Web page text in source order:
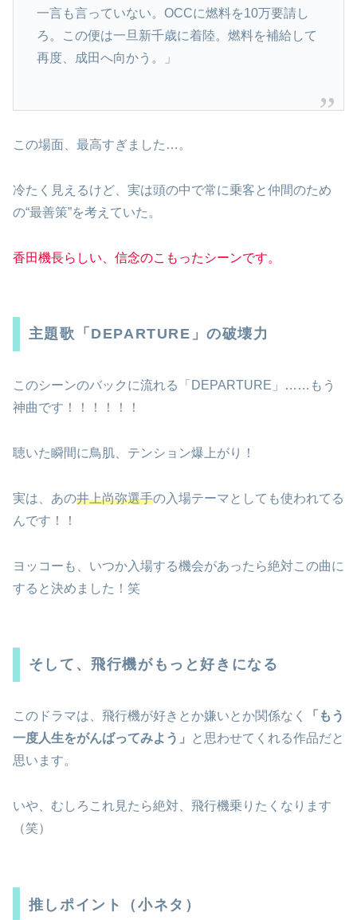
一言も言っていない。OCCに燃料を10万要請し
ろ。この便は一旦新千歳に着陸。燃料を補給して
再度、成田へ向かう。」
この場面、最高すぎました…。
冷たく見えるけど、実は頭の中で常に乗客と仲間のため
の“最善策”を考えていた。
香田機長らしい、信念のこもったシーンです。
主題歌「DEPARTURE」の破壊力
このシーンのバックに流れる「DEPARTURE」……もう
神曲です！！！！！！
聴いた瞬間に鳥肌、テンション爆上がり！
実は、あの井上尚弥選手の入場テーマとしても使われてる
んです！！
ヨッコーも、いつか入場する機会があったら絶対この曲に
すると決めました！笑
そして、飛行機がもっと好きになる
このドラマは、飛行機が好きとか嫌いとか関係なく
「もう
一度人生をがんばってみよう」
と思わせてくれる作品だと
思います。
いや、むしろこれ見たら絶対、飛行機乗りたくなります
（笑）
推しポイント（小ネタ）